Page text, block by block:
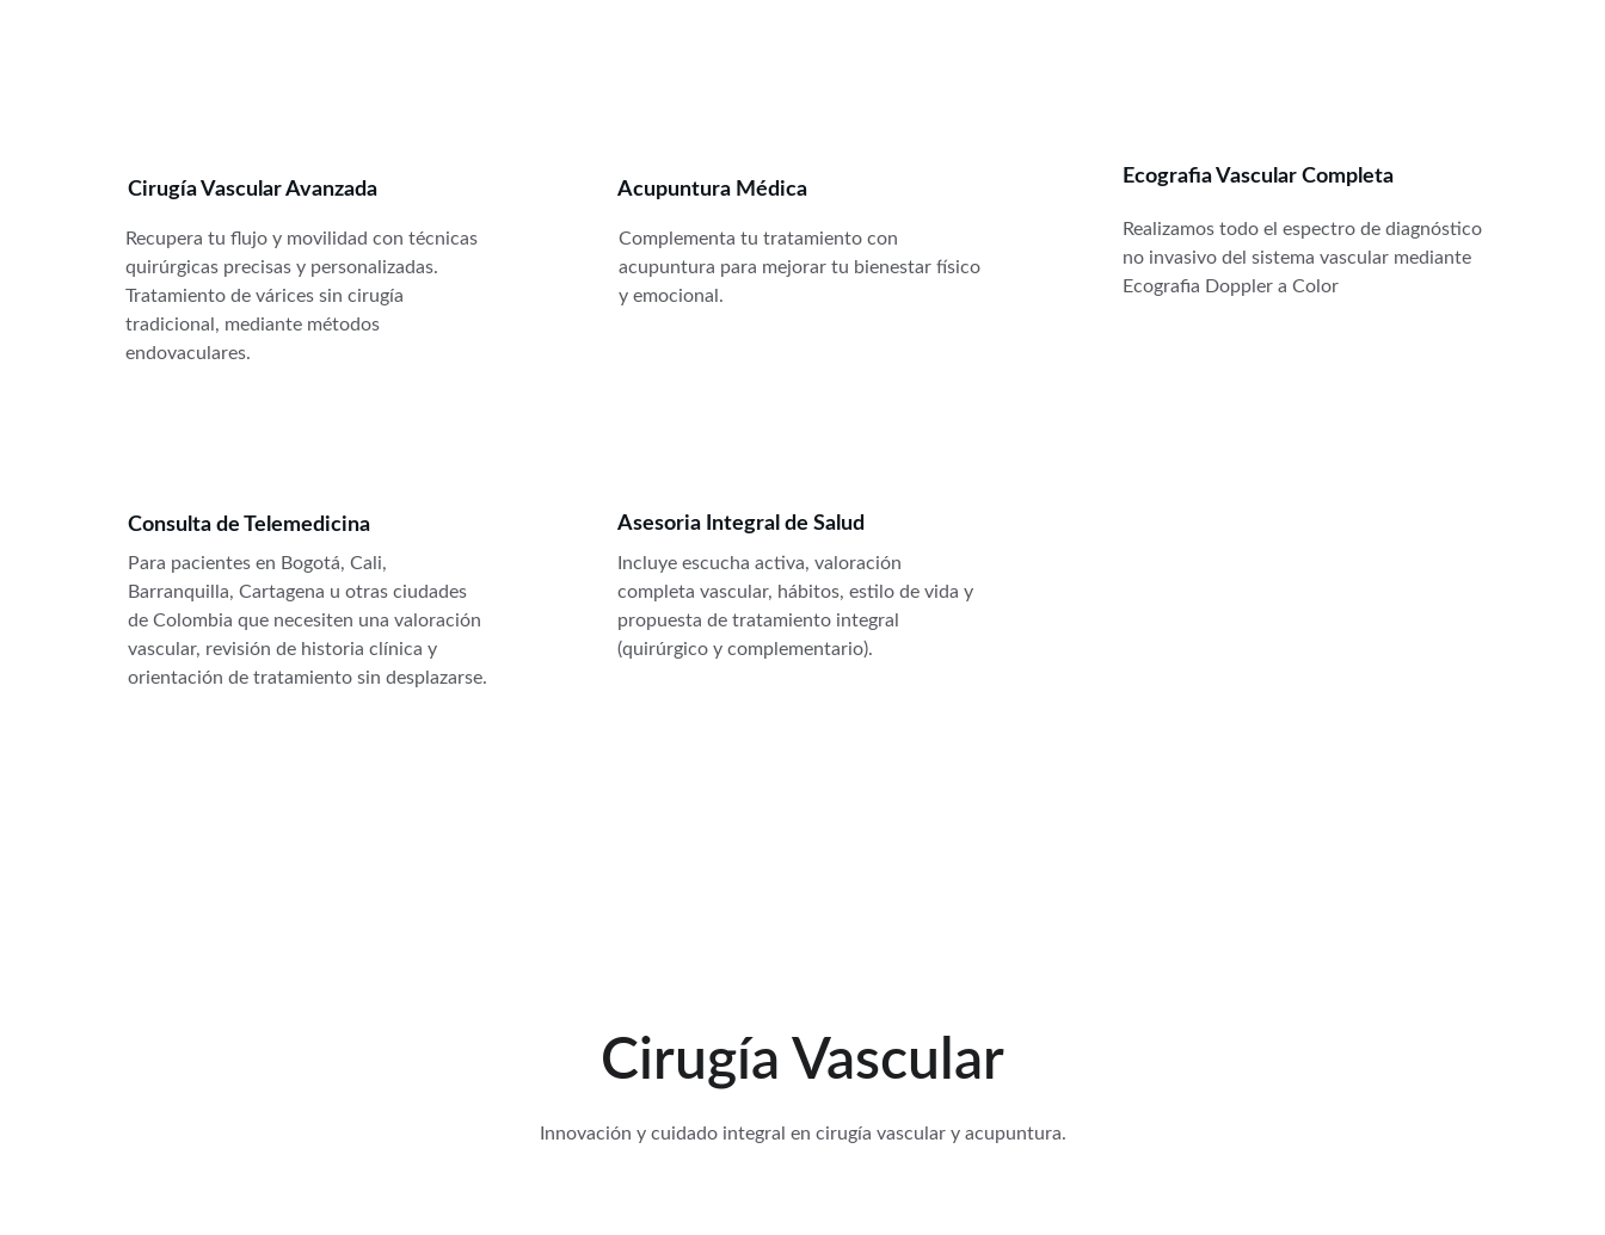
Cirugía Vascular Avanzada
Recupera tu flujo y movilidad con técnicas
quirúrgicas precisas y personalizadas.
Tratamiento de várices sin cirugía
tradicional, mediante métodos
endovaculares.
Acupuntura Médica
Complementa tu tratamiento con
acupuntura para mejorar tu bienestar físico
y emocional.
Realizamos todo el espectro de diagnóstico
no invasivo del sistema vascular mediante
Ecografia Doppler a Color
Ecografia Vascular Completa
Consulta de Telemedicina Asesoria Integral de Salud
Para pacientes en Bogotá, Cali,
Barranquilla, Cartagena u otras ciudades
de Colombia que necesiten una valoración
vascular, revisión de historia clínica y
orientación de tratamiento sin desplazarse.
Incluye escucha activa, valoración
completa vascular, hábitos, estilo de vida y
propuesta de tratamiento integral
(quirúrgico y complementario).
Cirugía Vascular
Innovación y cuidado integral en cirugía vascular y acupuntura.